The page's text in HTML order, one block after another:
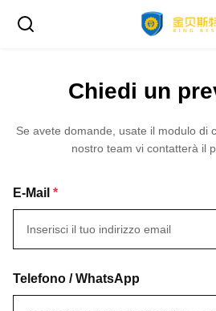
Chiedi un
Se avete domande, usate il modulo di
nostro team vi contatterà il
E-Mail *
Telefono / WhatsApp